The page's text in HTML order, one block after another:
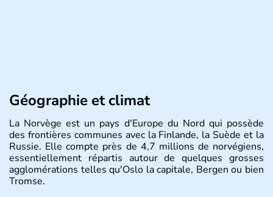
Géographie et climat
La Norvège est un pays d'Europe du Nord qui possède
des frontières communes avec la Finlande, la Suède et la
Russie. Elle compte près de 4,7 millions de norvégiens,
essentiellement répartis autour de quelques grosses
agglomérations telles qu'Oslo la capitale, Bergen ou bien
Tromse.